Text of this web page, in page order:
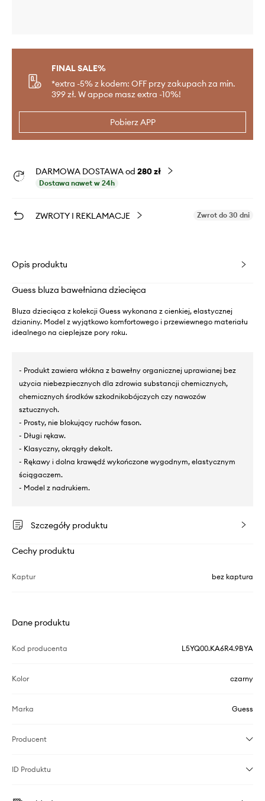
FINAL SALE%
*extra -5% z kodem: OFF przy zakupach za min.
399 zł. W appce masz extra -10%!
Pobierz APP
DARMOWA DOSTAWA od 280 zł
Dostawa nawet w 24h
ZWROTY I REKLAMACJE Zwrot do 30 dni
Opis produktu
Guess bluza bawełniana dziecięca
Bluza dziecięca z kolekcji Guess wykonana z cienkiej, elastycznej
dzianiny. Model z wyjątkowo komfortowego i przewiewnego materiału
idealnego na cieplejsze pory roku.
- Produkt zawiera włókna z bawełny organicznej uprawianej bez
użycia niebezpiecznych dla zdrowia substancji chemicznych,
chemicznych środków szkodnikobójczych czy nawozów
sztucznych.
- Prosty, nie blokujący ruchów fason.
- Długi rękaw.
- Klasyczny, okrągły dekolt.
- Rękawy i dolna krawędź wykończone wygodnym, elastycznym
ściągaczem.
- Model z nadrukiem.
Szczegóły produktu
Cechy produktu
Kaptur bez kaptura
Dane produktu
Kod producenta L5YQ00.KA6R4.9BYA
Kolor czarny
Marka Guess
Producent
ID Produktu